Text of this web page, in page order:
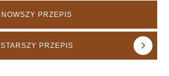
NOWSZY PRZEPIS
STARSZY PRZEPIS